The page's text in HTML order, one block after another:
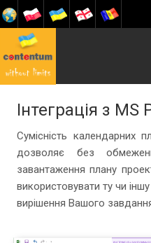
Інтеграція з MS
Сумісність календарних
дозволяє без
завантаження плану
використовувати ту чи
вирішення Вашого